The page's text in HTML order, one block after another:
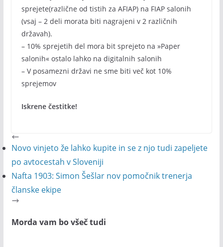
sprejete(različne od tistih za AFIAP) na FIAP salonih
(vsaj – 2 deli morata biti nagrajeni v 2 različnih
državah).
– 10% sprejetih del mora bit sprejeto na »Paper
salonih« ostalo lahko na digitalnih salonih
– V posamezni državi ne sme biti več kot 10%
sprejemov
Iskrene čestitke!
Novo vinjeto že lahko kupite in se z njo tudi zapeljete
po avtocestah v Sloveniji
Nafta 1903: Simon Šešlar nov pomočnik trenerja
članske ekipe
Morda vam bo všeč tudi